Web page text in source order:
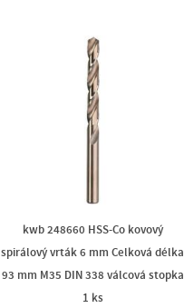
kwb 248660 HSS-Co kovový
spirálový vrták 6 mm Celková délka
93 mm M35 DIN 338 válcová stopka
1 ks